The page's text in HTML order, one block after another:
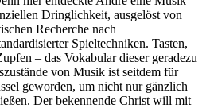
Dringlichkeit, ausgelöst von
Recherche nach
Spieltechniken. Tasten,
– das Vokabular dieser geradezu
von Musik ist seitdem für
geworden, um nicht nur gänzlich
Der bekennende Christ will mit